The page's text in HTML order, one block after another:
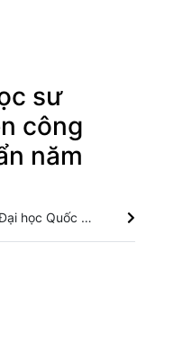
sư
công
năm
Trường Đại học Giáo dục, Đại học Quốc gia Hà Nội vừa công bố điểm chuẩn. Mức điểm cao nhất là Sư phạm Toán học với 27,5 điểm. Có điểm chuẩn thấp nhất là Sư phạm Lịch sử - Địa lý với 25,28 điểm. Điểm chuẩn Trường Đại học Phenikaa dao động từ 18 đến 27 điểm Lộ diện trường đại học đầu tiên có điểm chuẩn cán mốc tuyệt đối 30/30 điểm Điểm chuẩn Đại học Bách khoa Hà Nội lập đỉnh với 29,54 điểm